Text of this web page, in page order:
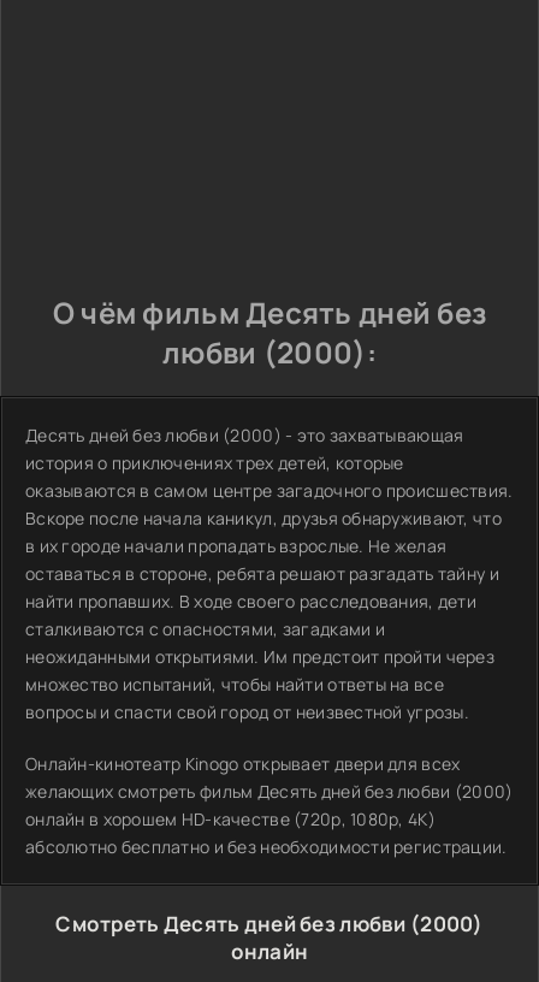
О чём фильм Десять дней без
любви (2000):
Десять дней без любви (2000) - это захватывающая
история о приключениях трех детей, которые
оказываются в самом центре загадочного происшествия.
Вскоре после начала каникул, друзья обнаруживают, что
в их городе начали пропадать взрослые. Не желая
оставаться в стороне, ребята решают разгадать тайну и
найти пропавших. В ходе своего расследования, дети
сталкиваются с опасностями, загадками и
неожиданными открытиями. Им предстоит пройти через
множество испытаний, чтобы найти ответы на все
вопросы и спасти свой город от неизвестной угрозы.
Онлайн-кинотеатр Kinogo открывает двери для всех
желающих смотреть фильм Десять дней без любви (2000)
онлайн в хорошем HD-качестве (720p, 1080p, 4K)
абсолютно бесплатно и без необходимости регистрации.
Смотреть Десять дней без любви (2000)
онлайн